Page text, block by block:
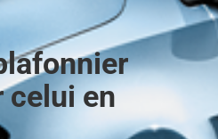
celui en